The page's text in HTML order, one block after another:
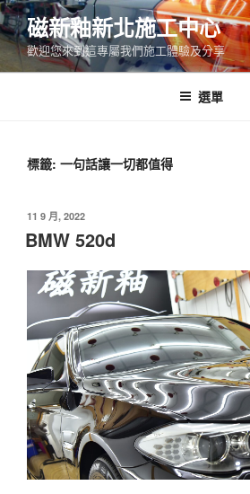
跳
至
主
要
磁新釉新北施工中心
歡迎您來到這專屬我們施工體驗及分享
選單
標籤: 一句話讓一切都值得
發
佈
於
11 9 月, 2022
BMW 520d